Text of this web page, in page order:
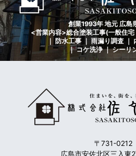
創業1993年 地元 広島
<営業内容>総合塗装工事(一般住
｜ 防水工事 ｜ 雨漏り調査 ｜
｜ コケ洗浄 ｜ シーリ
〒731-0212
広島市安佐北区三入東